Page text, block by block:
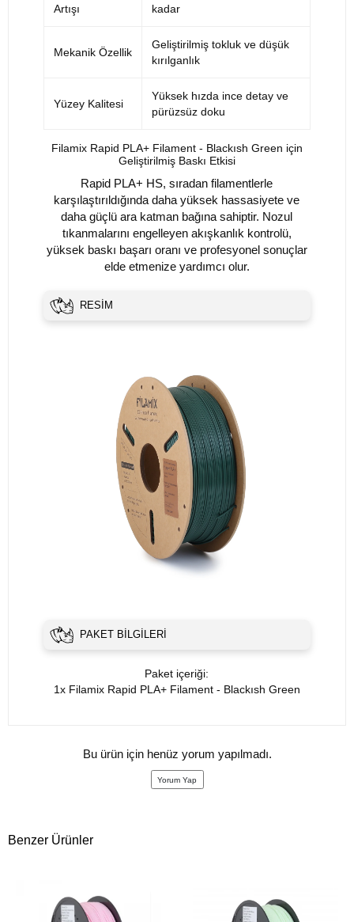
Artışı
kadar
Mekanik Özellik
Geliştirilmiş tokluk ve düşük
kırılganlık
Yüzey Kalitesi
Yüksek hızda ince detay ve
pürüzsüz doku
Filamix Rapid PLA+ Filament - Blackısh Green için
Geliştirilmiş Baskı Etkisi
Rapid PLA+ HS, sıradan filamentlerle
karşılaştırıldığında daha yüksek hassasiyete ve
daha güçlü ara katman bağına sahiptir. Nozul
tıkanmalarını engelleyen akışkanlık kontrolü,
yüksek baskı başarı oranı ve profesyonel sonuçlar
elde etmenize yardımcı olur.
RESİM
PAKET BILGILERI
Paket içeriği:
1x Filamix Rapid PLA+ Filament - Blackısh Green
Bu ürün için henüz yorum yapılmadı.
Yorum Yap
Benzer Ürünler